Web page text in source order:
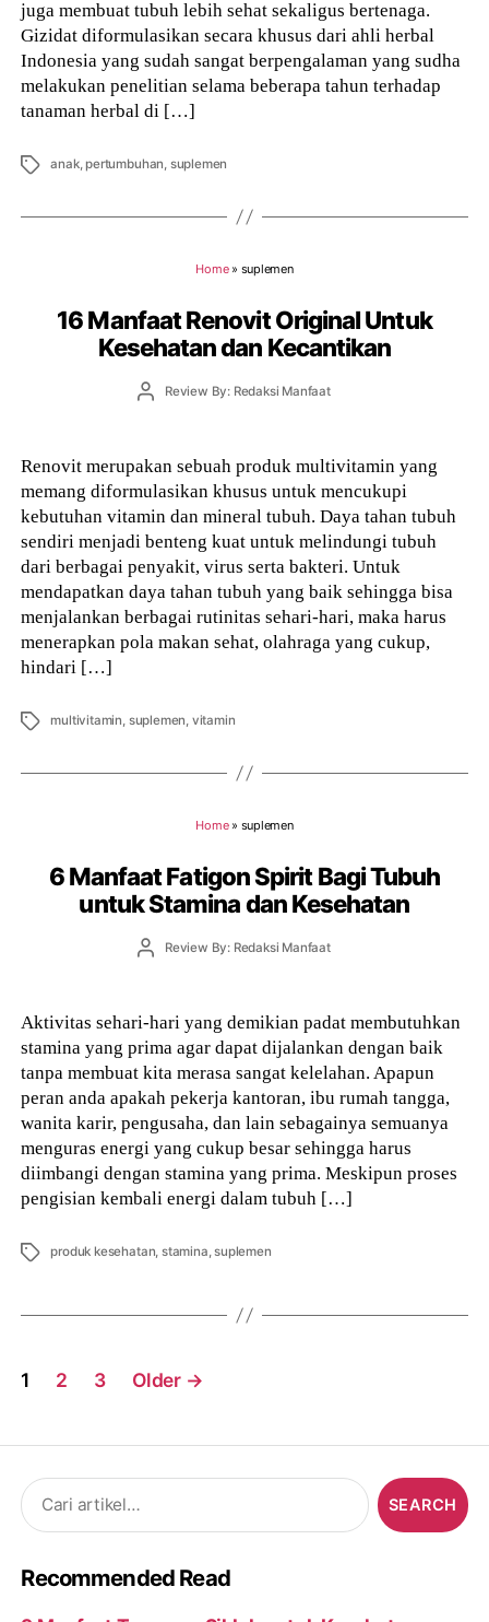
juga membuat tubuh lebih sehat sekaligus bertenaga.
Gizidat diformulasikan secara khusus dari ahli herbal
Indonesia yang sudah sangat berpengalaman yang sudha
melakukan penelitian selama beberapa tahun terhadap
tanaman herbal di […]
Tags anak,pertumbuhan, suplemen
Home» suplemen
16 Manfaat Renovit Original Untuk
Kesehatan dan Kecantikan
PostReview By: Redaksi Manfaat
Renovit merupakan sebuah produk multivitamin yang
memang diformulasikan khusus untuk mencukupi
kebutuhan vitamin dan mineral tubuh. Daya tahan tubuh
sendiri menjadi benteng kuat untuk melindungi tubuh
dari berbagai penyakit, virus serta bakteri. Untuk
mendapatkan daya tahan tubuh yang baik sehingga bisa
menjalankan berbagai rutinitas sehari-hari, maka harus
menerapkan pola makan sehat, olahraga yang cukup,
hindari […]
Tags multivitamin, suplemen, vitamin
Home» suplemen
6 Manfaat Fatigon Spirit Bagi Tubuh
untuk Stamina dan Kesehatan
PostReview By: Redaksi Manfaat
Aktivitas sehari-hari yang demikian padat membutuhkan
stamina yang prima agar dapat dijalankan dengan baik
tanpa membuat kita merasa sangat kelelahan. Apapun
peran anda apakah pekerja kantoran, ibu rumah tangga,
wanita karir, pengusaha, dan lain sebagainya semuanya
menguras energi yang cukup besar sehingga harus
diimbangi dengan stamina yang prima. Meskipun proses
pengisian kembali energi dalam tubuh […]
Tags produk kesehatan, stamina,suplemen
Posts
navigation
1 2 3 Older →
Search
for:
Recommended Read